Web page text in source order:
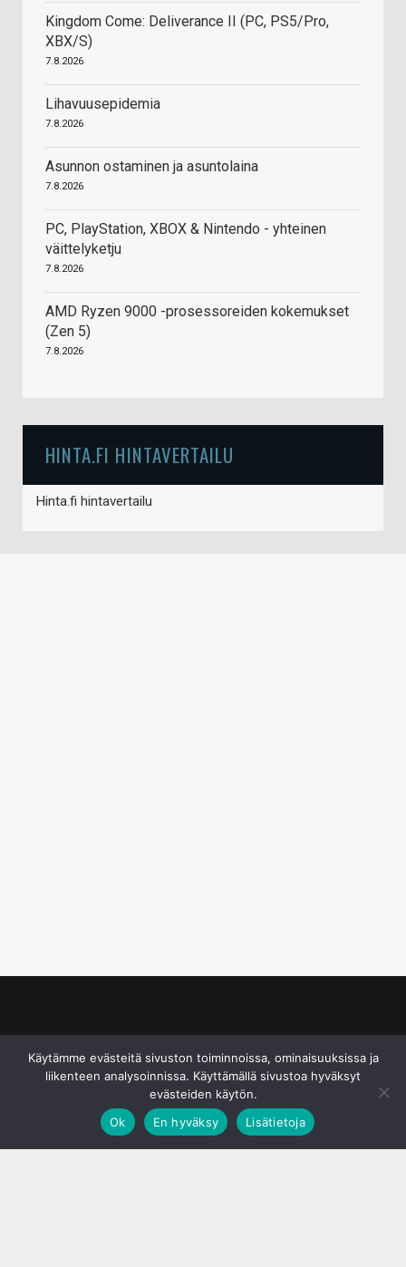
Kingdom Come: Deliverance II (PC, PS5/Pro,
XBX/S)
7.8.2026
Lihavuusepidemia
7.8.2026
Asunnon ostaminen ja asuntolaina
7.8.2026
PC, PlayStation, XBOX & Nintendo - yhteinen
väittelyketju
7.8.2026
AMD Ryzen 9000 -prosessoreiden kokemukset
(Zen 5)
7.8.2026
HINTA.FI HINTAVERTAILU
Hinta.fi hintavertailu
Käytämme evästeitä sivuston toiminnoissa, ominaisuuksissa ja
liikenteen analysoinnissa. Käyttämällä sivustoa hyväksyt
evästeiden käytön.
Ok
En hyväksy Lisätietoja